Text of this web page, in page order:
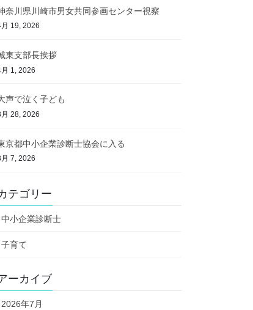
奈川県川崎市男女共同参画センター視察
19, 2026
東支部長挨拶
1, 2026
声で泣く子ども
28, 2026
京都中小企業診断士協会に入る
7, 2026
テゴリー
中小企業診断士
子育て
ーカイブ
2026年7月